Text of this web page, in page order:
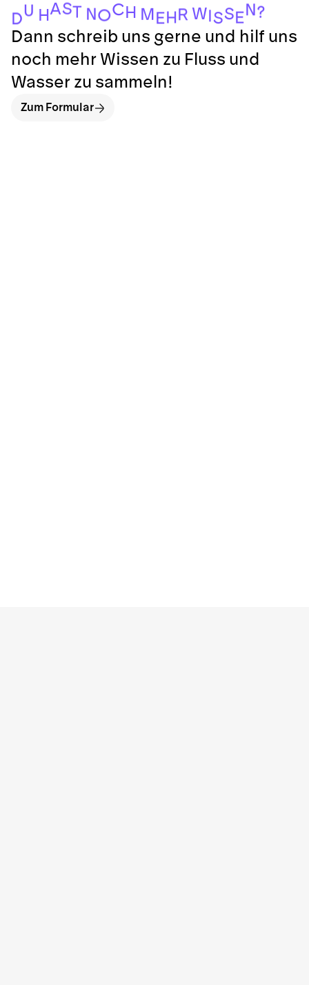
DU H AST N OC H M EHR WISS E N ?
Dann schreib uns gerne und hilf uns
noch mehr Wissen zu Fluss und
Wasser zu sammeln!
Zum Formular